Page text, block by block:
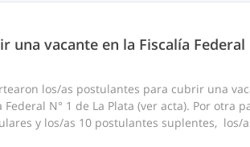
una vacante en la Fiscalía Federal
los/as postulantes para cubrir una
N° 1 de La Plata (ver acta). Por
y los/as 10 postulantes suplentes,